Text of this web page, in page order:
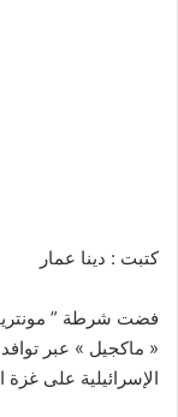
كتبت : دينا عمار
فضت شرطة ”
« ماكجيل » عبر
الإسرائيلية على غزة